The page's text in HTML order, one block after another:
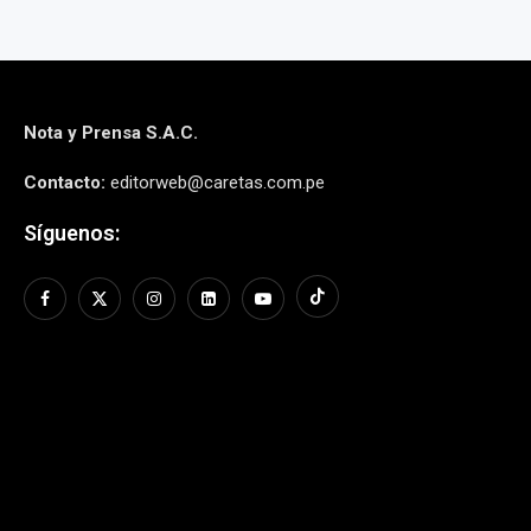
Nota y Prensa S.A.C.
Contacto: editorweb@caretas.com.pe
Síguenos: